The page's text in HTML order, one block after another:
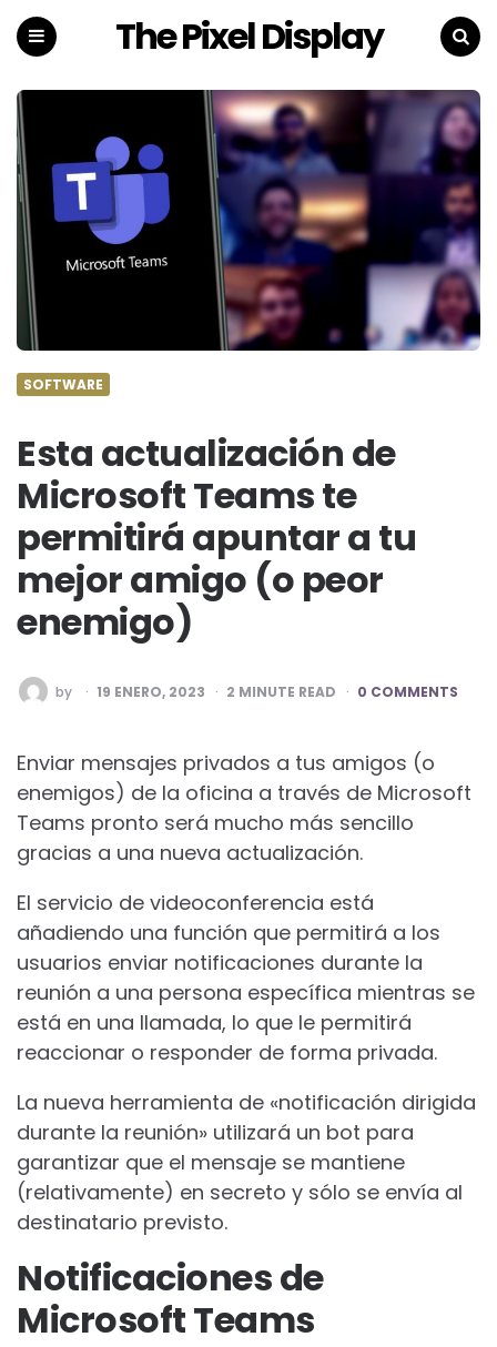
The Pixel Display
SOFTWARE
Esta actualización de
Microsoft Teams te
permitirá apuntar a tu
mejor amigo (o peor
enemigo)
POSTED
BY
by 19 ENERO, 2023 2 MINUTE READ 0 COMMENTS
Enviar mensajes privados a tus amigos (o
enemigos) de la oficina a través de Microsoft
Teams pronto será mucho más sencillo
gracias a una nueva actualización.
El servicio de videoconferencia está
añadiendo una función que permitirá a los
usuarios enviar notificaciones durante la
reunión a una persona específica mientras se
está en una llamada, lo que le permitirá
reaccionar o responder de forma privada.
La nueva herramienta de «notificación dirigida
durante la reunión» utilizará un bot para
garantizar que el mensaje se mantiene
(relativamente) en secreto y sólo se envía al
destinatario previsto.
Notificaciones de
Microsoft Teams